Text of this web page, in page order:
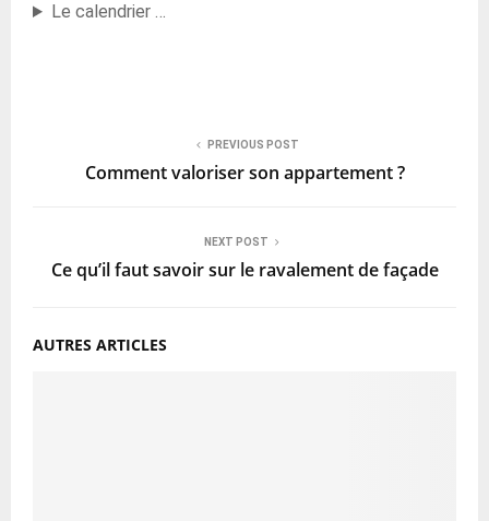
Le calendrier …
PREVIOUS POST
Comment valoriser son appartement ?
NEXT POST
Ce qu’il faut savoir sur le ravalement de façade
AUTRES ARTICLES